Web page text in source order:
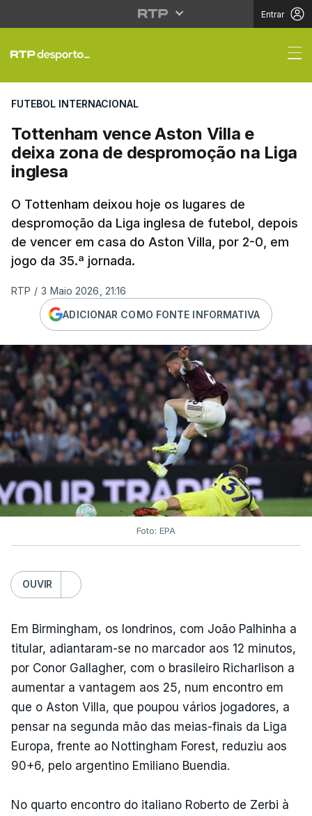
Entrar
Tottenham vence
FUTEBOL INTERNACIONAL
Tottenham vence Aston Villa e
deixa zona de despromoção na Liga
inglesa
O Tottenham deixou hoje os lugares de
despromoção da Liga inglesa de futebol, depois
de vencer em casa do Aston Villa, por 2-0, em
jogo da 35.ª jornada.
RTP / 3 Maio 2026, 21:16
ADICIONAR COMO FONTE INFORMATIVA
Foto: EPA
OUVIR
Em Birmingham, os londrinos, com João Palhinha a
titular, adiantaram-se no marcador aos 12 minutos,
por Conor Gallagher, com o brasileiro Richarlison a
aumentar a vantagem aos 25, num encontro em
que o Aston Villa, que poupou vários jogadores, a
pensar na segunda mão das meias-finais da Liga
Europa, frente ao Nottingham Forest, reduziu aos
90+6, pelo argentino Emiliano Buendia.
No quarto encontro do italiano Roberto de Zerbi à